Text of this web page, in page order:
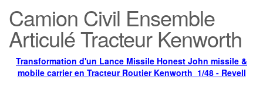
Camion Civil Ensemble
Articulé Tracteur Kenworth
Transformation d'un Lance Missile Honest John missile &
mobile carrier en Tracteur Routier Kenworth 1/48 - Revell